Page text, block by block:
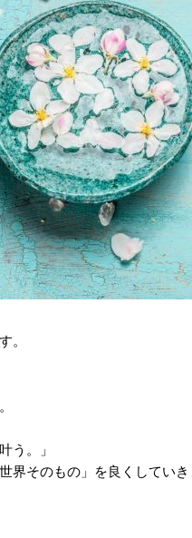
。
う。」
そのもの」を良くしていき